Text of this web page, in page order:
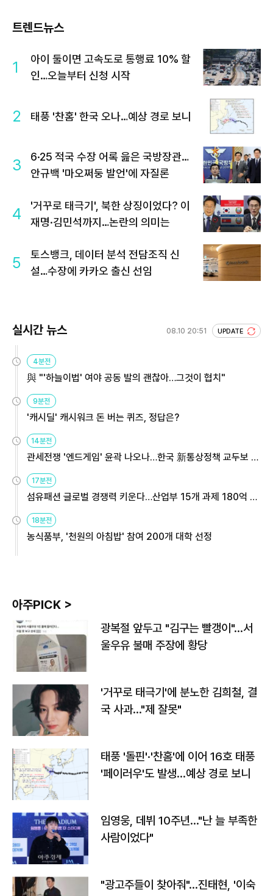
트렌드뉴스
1
아이 둘이면 고속도로 통행료 10% 할
인…오늘부터 신청 시작
2 태풍 '찬홈' 한국 오나…예상 경로 보니
3
6·25 적국 수장 어록 읊은 국방장관…
안규백 '마오쩌둥 발언'에 자질론
4
'거꾸로 태극기', 북한 상징이었다? 이
재명·김민석까지…논란의 의미는
5
토스뱅크, 데이터 분석 전담조직 신
설…수장에 카카오 출신 선임
실시간 뉴스 08.10 20:51 UPDATE
4분전
與 "'하늘이법' 여야 공동 발의 괜찮아…그것이 협치"
9분전
'캐시딜' 캐시워크 돈 버는 퀴즈, 정답은?
14분전
관세전쟁 '엔드게임' 윤곽 나오나…한국 新통상정책 교두보 활
용해야
17분전
섬유패션 글로벌 경쟁력 키운다…산업부 15개 과제 180억 지
원
18분전
농식품부, '천원의 아침밥' 참여 200개 대학 선정
아주PICK >
광복절 앞두고 "김구는 빨갱이"…서
울우유 불매 주장에 황당
'거꾸로 태극기'에 분노한 김희철, 결
국 사과…"제 잘못"
태풍 '돌핀'·'찬홈'에 이어 16호 태풍
'페이러우'도 발생…예상 경로 보니
임영웅, 데뷔 10주년…"난 늘 부족한
사람이었다"
"광고주들이 찾아줘"…진태현, '이숙